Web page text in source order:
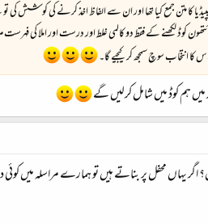
کا متن جمع کیا تھا اور ان سے الفاظ اخذ کرنے کی کوشش
لکھنے کے فقط دو کالمی غلط اور درست اور املا کی فہرست
کا انتخاب سوچ سمجھ کر کیجیے گا۔
ہم کوڈ میں شامل کرلیں گے
یہاں محفل پر بناتے ہیں تو ہمارے مراسلہ میں